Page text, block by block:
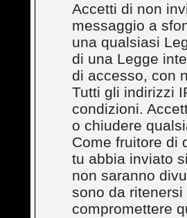
Accetti di non
messaggio a
una qualsiasi
di una Legge
di accesso, con
Tutti gli indirizzi
condizioni.
o chiudere
Come fruitore di
tu abbia inviato
non saranno
sono da
compromettere